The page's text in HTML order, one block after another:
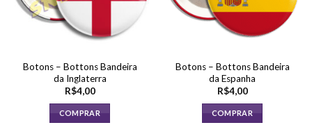
Botons – Bottons Bandeira
da Inglaterra
R$4,00
COMPRAR
Botons – Bottons Bandeira
da Espanha
R$4,00
COMPRAR